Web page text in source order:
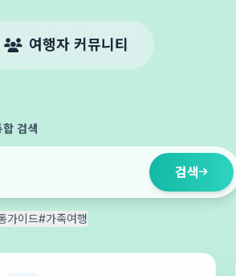
여행자 커뮤니티
검색
검색
가이드#가족여행